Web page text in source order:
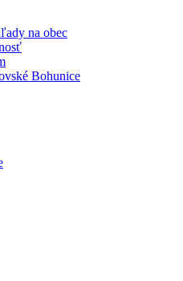
na obec
Bohunice